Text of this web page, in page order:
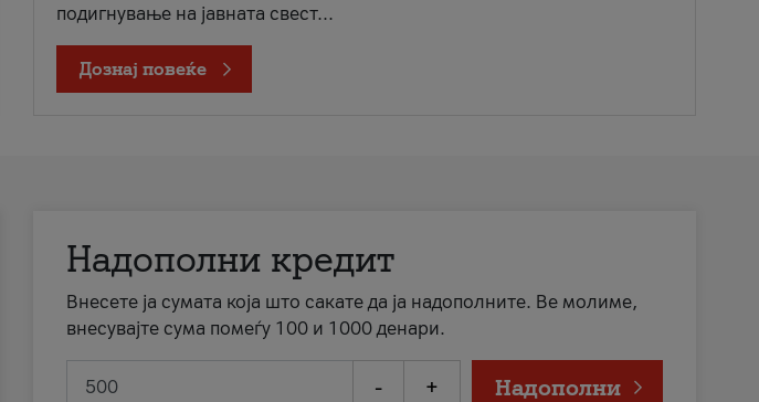
подигнување на јавната свест...
Дознај повеќе
Надополни кредит
Внесете ја сумата која што сакате да ја надополните. Ве молиме,
внесувајте сума помеѓу 100 и 1000 денари.
- + Надополни